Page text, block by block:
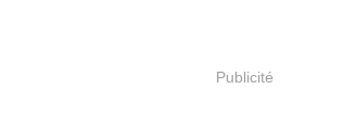
Publicité